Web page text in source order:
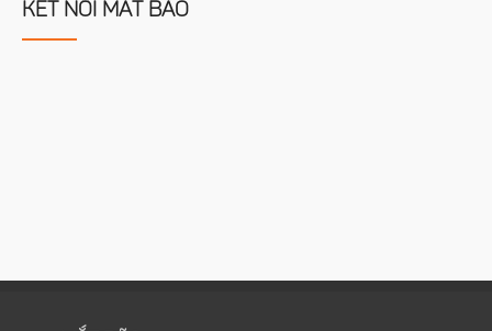
KẾT NỐI MẮT BÃO